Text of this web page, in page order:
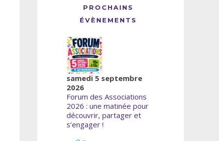
PROCHAINS
ÉVÈNEMENTS
samedi 5 septembre
2026
Forum des Associations
2026 : une matinée pour
découvrir, partager et
s’engager !